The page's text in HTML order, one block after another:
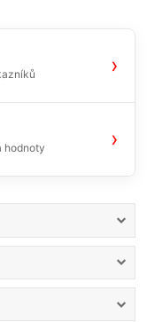
›
hodnoty ›